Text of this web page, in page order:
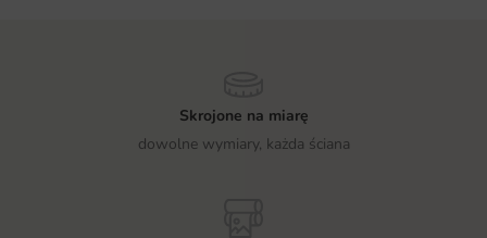
Skrojone na miarę
dowolne wymiary, każda ściana